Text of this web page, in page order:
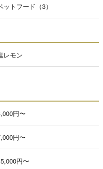
ットフード（3）
レモン
円〜
円〜
円〜